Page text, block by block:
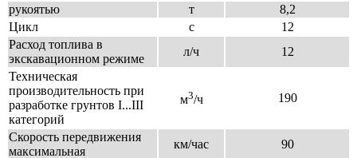
рукоятью
т
8,2
Цикл
с
12
Расход топлива в
экскавационном режиме
л/ч
12
Техническая
производительность при
разработке грунтов I...III
категорий
м3/ч 190
Скорость передвижения
максимальная
км/час 90